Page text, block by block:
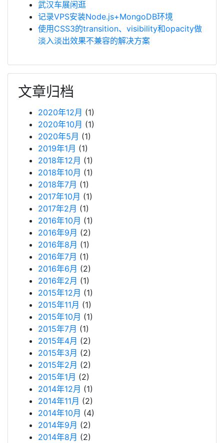
武汉车展闲逛
记录VPS安装Node.js+MongoDB环境
使用CSS3的transition、visibility和opacity做
淡入淡出效果不兼容的解决方案
文章归档
2020年12月 (1)
2020年10月 (1)
2020年5月 (1)
2019年1月 (1)
2018年12月 (1)
2018年10月 (1)
2018年7月 (1)
2017年10月 (1)
2017年2月 (1)
2016年10月 (1)
2016年9月 (2)
2016年8月 (1)
2016年7月 (1)
2016年6月 (2)
2016年2月 (1)
2015年12月 (1)
2015年11月 (1)
2015年10月 (1)
2015年7月 (1)
2015年4月 (2)
2015年3月 (2)
2015年2月 (2)
2015年1月 (2)
2014年12月 (1)
2014年11月 (2)
2014年10月 (4)
2014年9月 (2)
2014年8月 (2)